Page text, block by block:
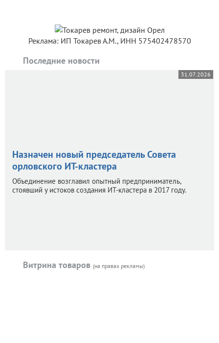
Реклама: ИП Токарев А.М., ИНН 575402478570
Последние новости
31.07.2026
Назначен новый председатель Совета
орловского ИТ-кластера
Объединение возглавил опытный предприниматель,
стоявший у истоков создания ИТ-кластера в 2017 году.
Витрина товаров (на правах рекламы)